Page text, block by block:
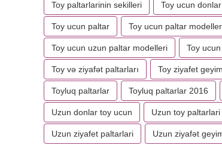
Toy paltarlarinin sekilleri Toy ucun donlar
Toy ucun paltar Toy ucun paltar
Toy ucun uzun paltar modelleri Toy
Toy və ziyafət paltarları Toy ziyafet
Toyluq paltarlar Toyluq paltarlar 2016
Uzun donlar toy ucun Uzun toy paltarlari
Uzun ziyafet paltarlari Uzun ziyafət